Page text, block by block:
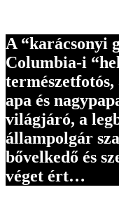
A “karácsonyi
Columbia-i
apa és
világjáró, a
állampolgár
bővelkedő és
véget ért…